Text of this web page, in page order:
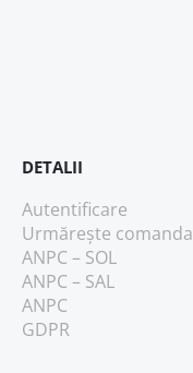
DETALII
Autentificare
Urmărește comanda
ANPC – SOL
ANPC – SAL
ANPC
GDPR